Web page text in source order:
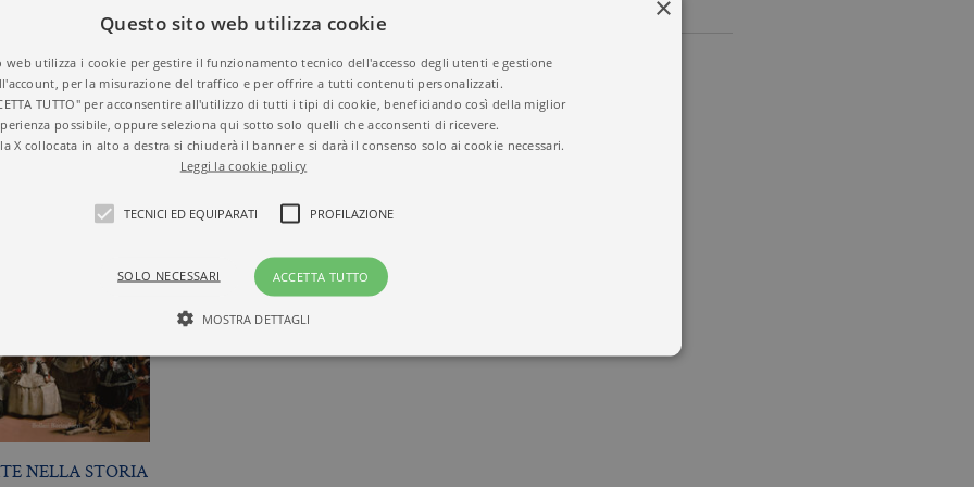
NELLA STORIA
×
Questo sito web utilizza cookie
web utilizza i cookie per gestire il funzionamento tecnico dell'accesso degli utenti e gestione
per la misurazione del traffico e per offrire a tutti contenuti personalizzati.
TUTTO" per acconsentire all'utilizzo di tutti i tipi di cookie, beneficiando così della miglior
possibile, oppure seleziona qui sotto solo quelli che acconsenti di ricevere.
X collocata in alto a destra si chiuderà il banner e si darà il consenso solo ai cookie necessari.
Leggi la cookie policy
TECNICI ED EQUIPARATI PROFILAZIONE
ACCETTA TUTTO
SOLO NECESSARI
MOSTRA DETTAGLI
Tecnici ed equiparati
necessari, consentono la funzionalità del sito Web principale come l'accesso degli utenti e la gestione
equiparati ai tecnici e dunque non necessitano del consenso.